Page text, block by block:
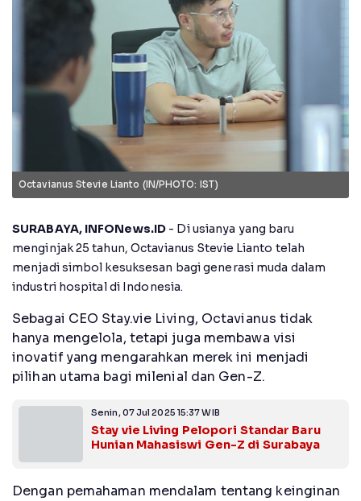
Octavianus Stevie Lianto (IN/PHOTO: IST)
SURABAYA, INFONews.ID - Di usianya yang baru
menginjak 25 tahun, Octavianus Stevie Lianto telah
menjadi simbol kesuksesan bagi generasi muda dalam
industri hospital di Indonesia.
Sebagai CEO Stay.vie Living, Octavianus tidak
hanya mengelola, tetapi juga membawa visi
inovatif yang mengarahkan merek ini menjadi
pilihan utama bagi milenial dan Gen-Z.
Senin, 07 Jul 2025 15:37 WIB
Stay vie Living Pelopori Standar Baru
Hunian Mahasiswi Gen-Z di Surabaya
Dengan pemahaman mendalam tentang keinginan